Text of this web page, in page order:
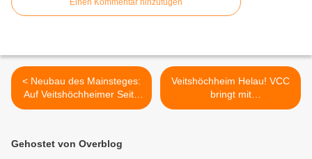
Einen Kommentar hinzufügen
< Neubau des Mainsteges:
Auf Veitshöchheimer Seite
ist die Spundung von acht
Veitshöchheim Helau! VCC
bringt mit
Faschingspaketen ein
Gehostet von Overblog